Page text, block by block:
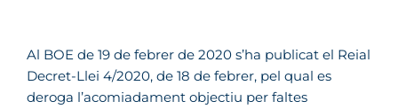
Al BOE de 19 de febrer de 2020 s’ha publicat el Reial
Decret-Llei 4/2020, de 18 de febrer, pel qual es
deroga l’acomiadament objectiu per faltes